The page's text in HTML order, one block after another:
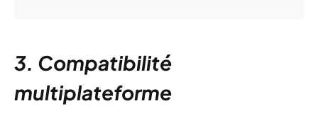
3. Compatibilité
multiplateforme